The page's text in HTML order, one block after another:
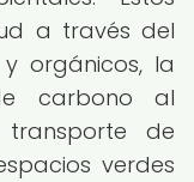
a través del
orgánicos, la
carbono al
de
verdes